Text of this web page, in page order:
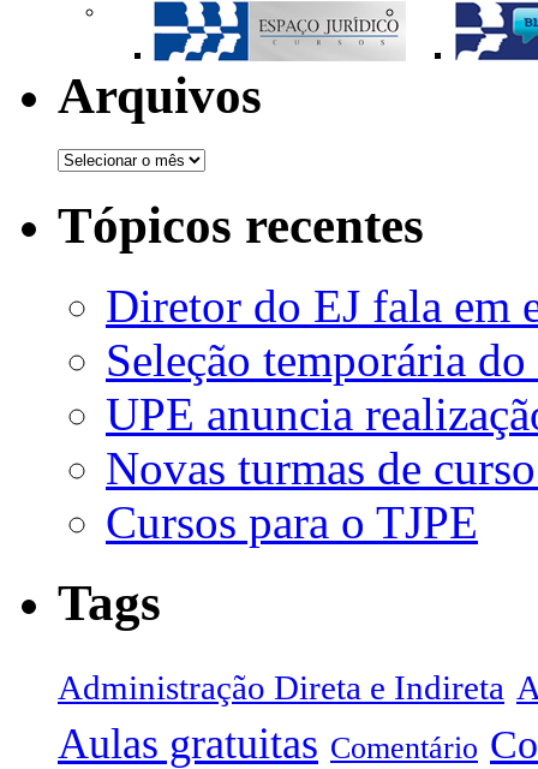
Arquivos
Tópicos recentes
Diretor do EJ fala em
Seleção temporária
UPE anuncia
Novas turmas de
Cursos para o TJPE
Tags
Administração Direta e Indireta
Aulas gratuitas Comentário